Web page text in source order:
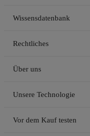
Wissensdatenbank
Rechtliches
Über uns
Unsere Technologie
Vor dem Kauf testen